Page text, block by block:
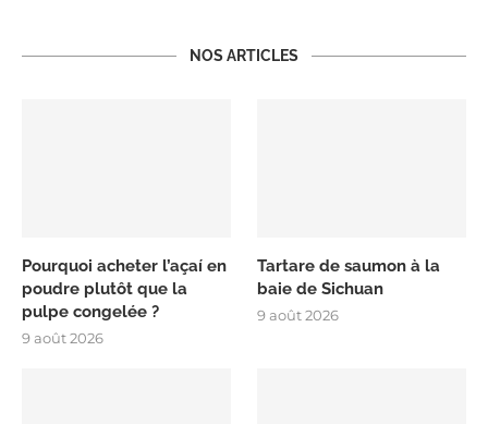
NOS ARTICLES
Pourquoi acheter l’açaí en
poudre plutôt que la
pulpe congelée ?
9 août 2026
Tartare de saumon à la
baie de Sichuan
9 août 2026